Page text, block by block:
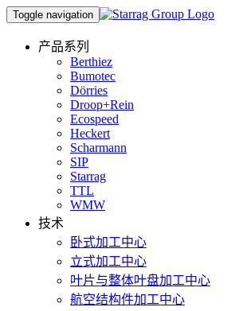
Toggle navigation
产品系列
Berthiez
Bumotec
Dörries
Droop+Rein
Ecospeed
Heckert
Scharmann
SIP
Starrag
TTL
WMW
技术
卧式加工中心
立式加工中心
叶片与整体叶盘加工中心
航空结构件加工中心